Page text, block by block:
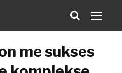
me sukses